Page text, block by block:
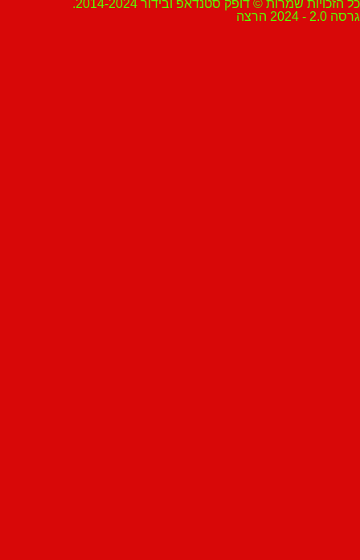
שמרות © דופק סטנדאפ ובידור 2014-2024.